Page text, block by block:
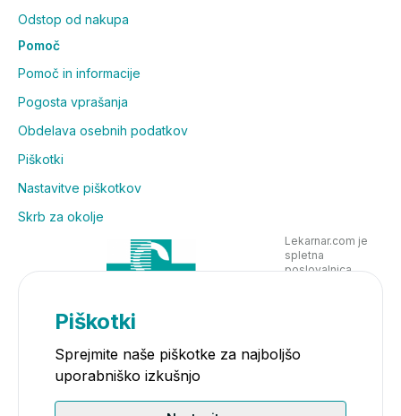
Odstop od nakupa
Pomoč
Pomoč in informacije
Pogosta vprašanja
Obdelava osebnih podatkov
Piškotki
Nastavitve piškotkov
Skrb za okolje
Lekarnar.com je
spletna
poslovalnica
Piškotki
Sprejmite naše piškotke za najboljšo
uporabniško izkušnjo